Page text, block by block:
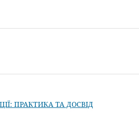
ПРАКТИКА ТА ДОСВІД